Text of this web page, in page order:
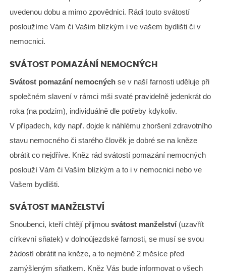
uvedenou dobu a mimo zpovědnici. Rádi touto svátostí
posloužíme Vám či Vašim blízkým i ve vašem bydlišti či v
nemocnici.
SVÁTOST POMAZÁNÍ NEMOCNÝCH
Svátost pomazání nemocných se v naší farnosti uděluje při
společném slavení v rámci mši svaté pravidelně jedenkrát do
roka (na podzim), individuálně dle potřeby kdykoliv.
V případech, kdy např. dojde k náhlému zhoršení zdravotního
stavu nemocného či starého člověk je dobré se na kněze
obrátit co nejdříve. Kněz rád svátostí pomazání nemocných
poslouží Vám či Vaším blízkým a to i v nemocnici nebo ve
Vašem bydlišti.
SVÁTOST MANŽELSTVÍ
Snoubenci, kteří chtějí přijmou svátost manželství(uzavřít
církevní sňatek) v dolnoújezdské farnosti, se musí se svou
žádostí obrátit na kněze, a to nejméně 2 měsíce před
zamýšleným sňatkem. Kněz Vás bude informovat o všech